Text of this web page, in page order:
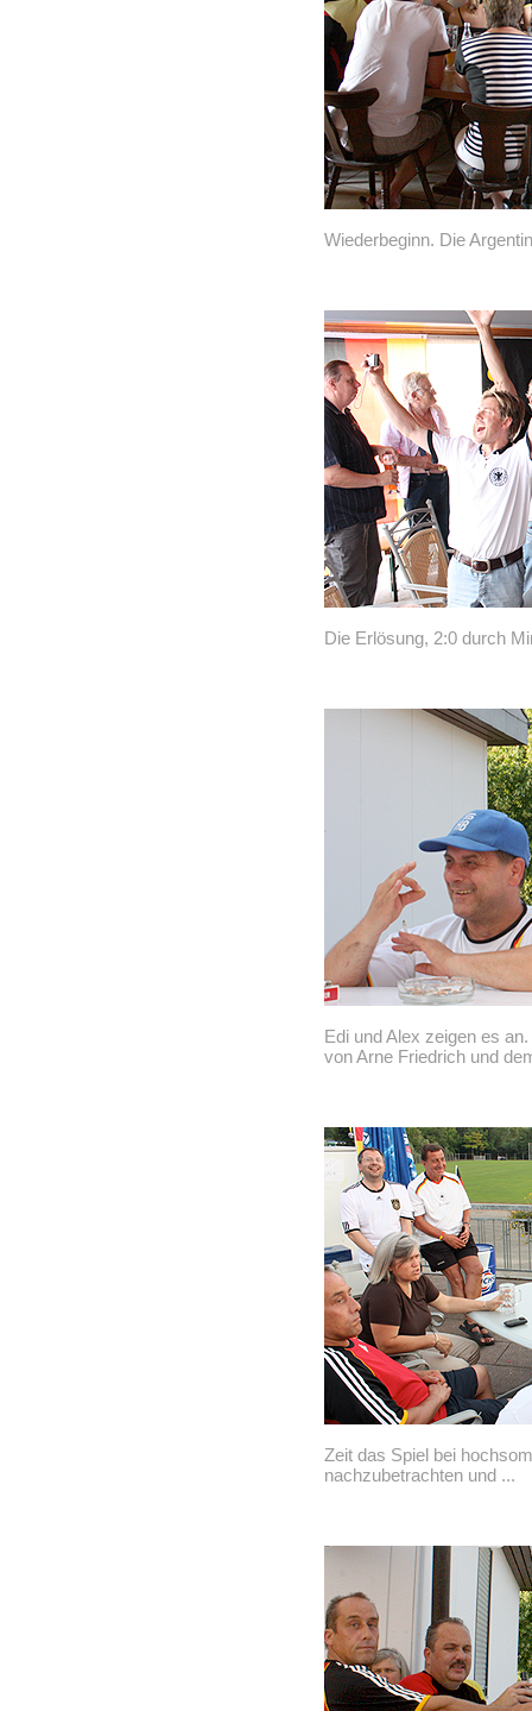
Wiederbeginn. Die
Die Erlösung, 2:0 durch
Edi und Alex zeigen es
von Arne Friedrich und
Zeit das Spiel bei
nachzubetrachten und ...